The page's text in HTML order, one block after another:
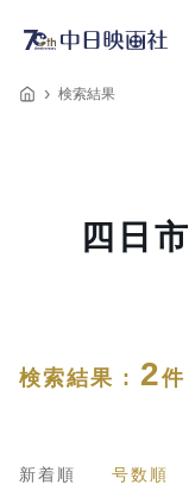
検索結果
四日
検索結果 : 2件
新着順 号数順